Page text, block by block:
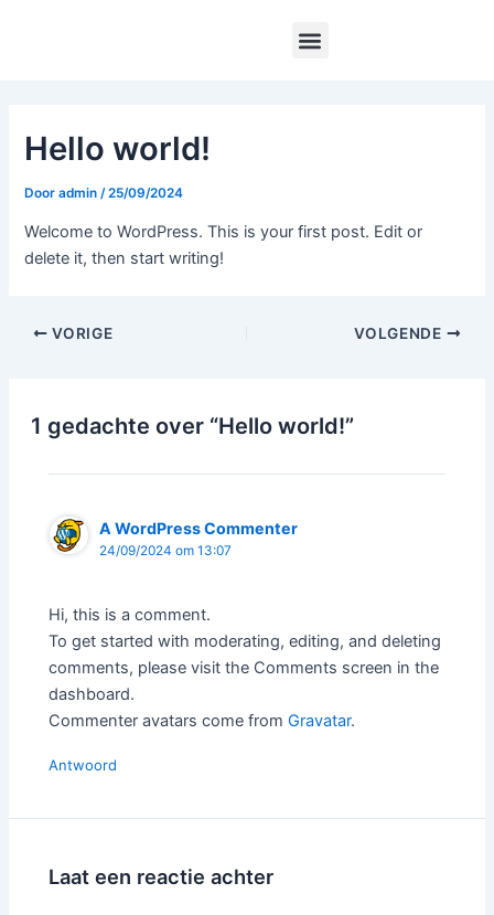
Menu
Hello world!
Dooradmin /25/09/2024
Welcome to WordPress. This is your first post. Edit or
delete it, then start writing!
VORIGE VOLGENDE
1 gedachte over “Hello world!”
A WordPress Commenter
24/09/2024 om 13:07
Hi, this is a comment.
To get started with moderating, editing, and deleting
comments, please visit the Comments screen in the
dashboard.
Commenter avatars come fromGravatar.
Antwoord
Laat een reactie achter